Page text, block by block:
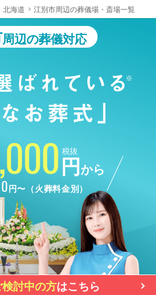
北海道 江別市周辺の葬儀場・斎場一覧
周辺の葬儀対応
税抜
円から
円〜（火葬料金別）
討中の方はこちら